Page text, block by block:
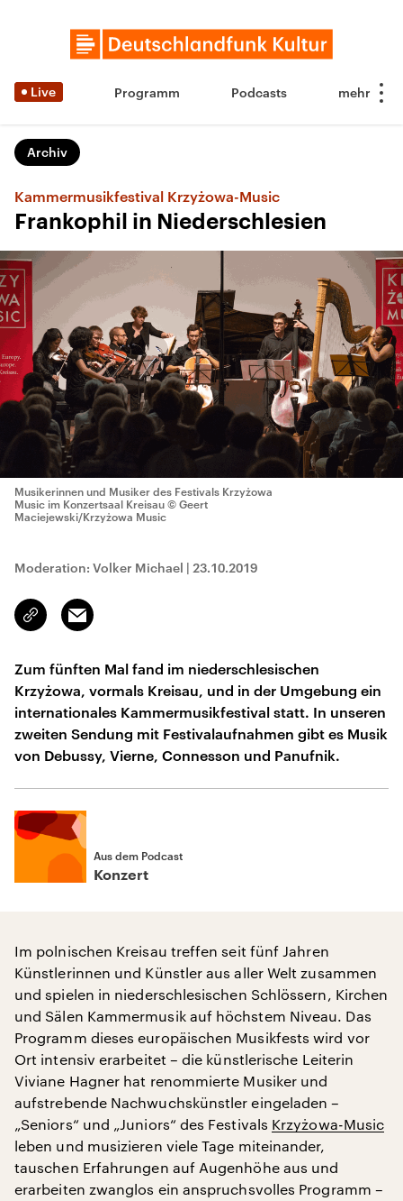
Live Programm Podcasts
Archiv
Kammermusikfestival Krzyżowa-Music
Frankophil in Niederschlesien
Musikerinnen und Musiker des Festivals Krzyżowa
Music im Konzertsaal Kreisau © Geert
Maciejewski/Krzyżowa Music
Moderation: Volker Michael | 23.10.2019
Link
kopieren/teilen
Email
Zum fünften Mal fand im niederschlesischen
Krzyżowa, vormals Kreisau, und in der Umgebung ein
internationales Kammermusikfestival statt. In unseren
zweiten Sendung mit Festivalaufnahmen gibt es Musik
von Debussy, Vierne, Connesson und Panufnik.
Aus dem Podcast
Konzert
Im polnischen Kreisau treffen seit fünf Jahren
Künstlerinnen und Künstler aus aller Welt zusammen
und spielen in niederschlesischen Schlössern, Kirchen
und Sälen Kammermusik auf höchstem Niveau. Das
Programm dieses europäischen Musikfests wird vor
Ort intensiv erarbeitet – die künstlerische Leiterin
Viviane Hagner hat renommierte Musiker und
aufstrebende Nachwuchskünstler eingeladen –
„Seniors“ und „Juniors“ des Festivals Krzyżowa-Music
leben und musizieren viele Tage miteinander,
tauschen Erfahrungen auf Augenhöhe aus und
erarbeiten zwanglos ein anspruchsvolles Programm –